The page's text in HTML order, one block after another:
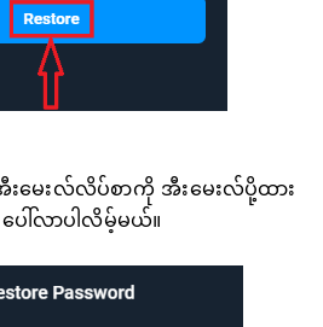
မေးလ်လိပ်စာကို အီးမေးလ်ပို့ထား
ေါ်လာပါလိမ့်မယ်။